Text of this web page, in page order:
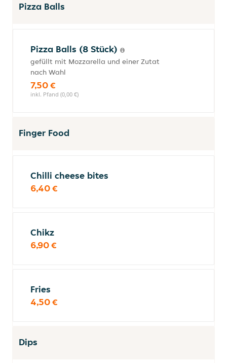
Pizza Balls
Pizza Balls (8 Stück)
gefüllt mit Mozzarella und einer Zutat
nach Wahl
7,50 €
inkl. Pfand (0,00 €)
Finger Food
Chilli cheese bites
6,40 €
Chikz
6,90 €
Fries
4,50 €
Dips